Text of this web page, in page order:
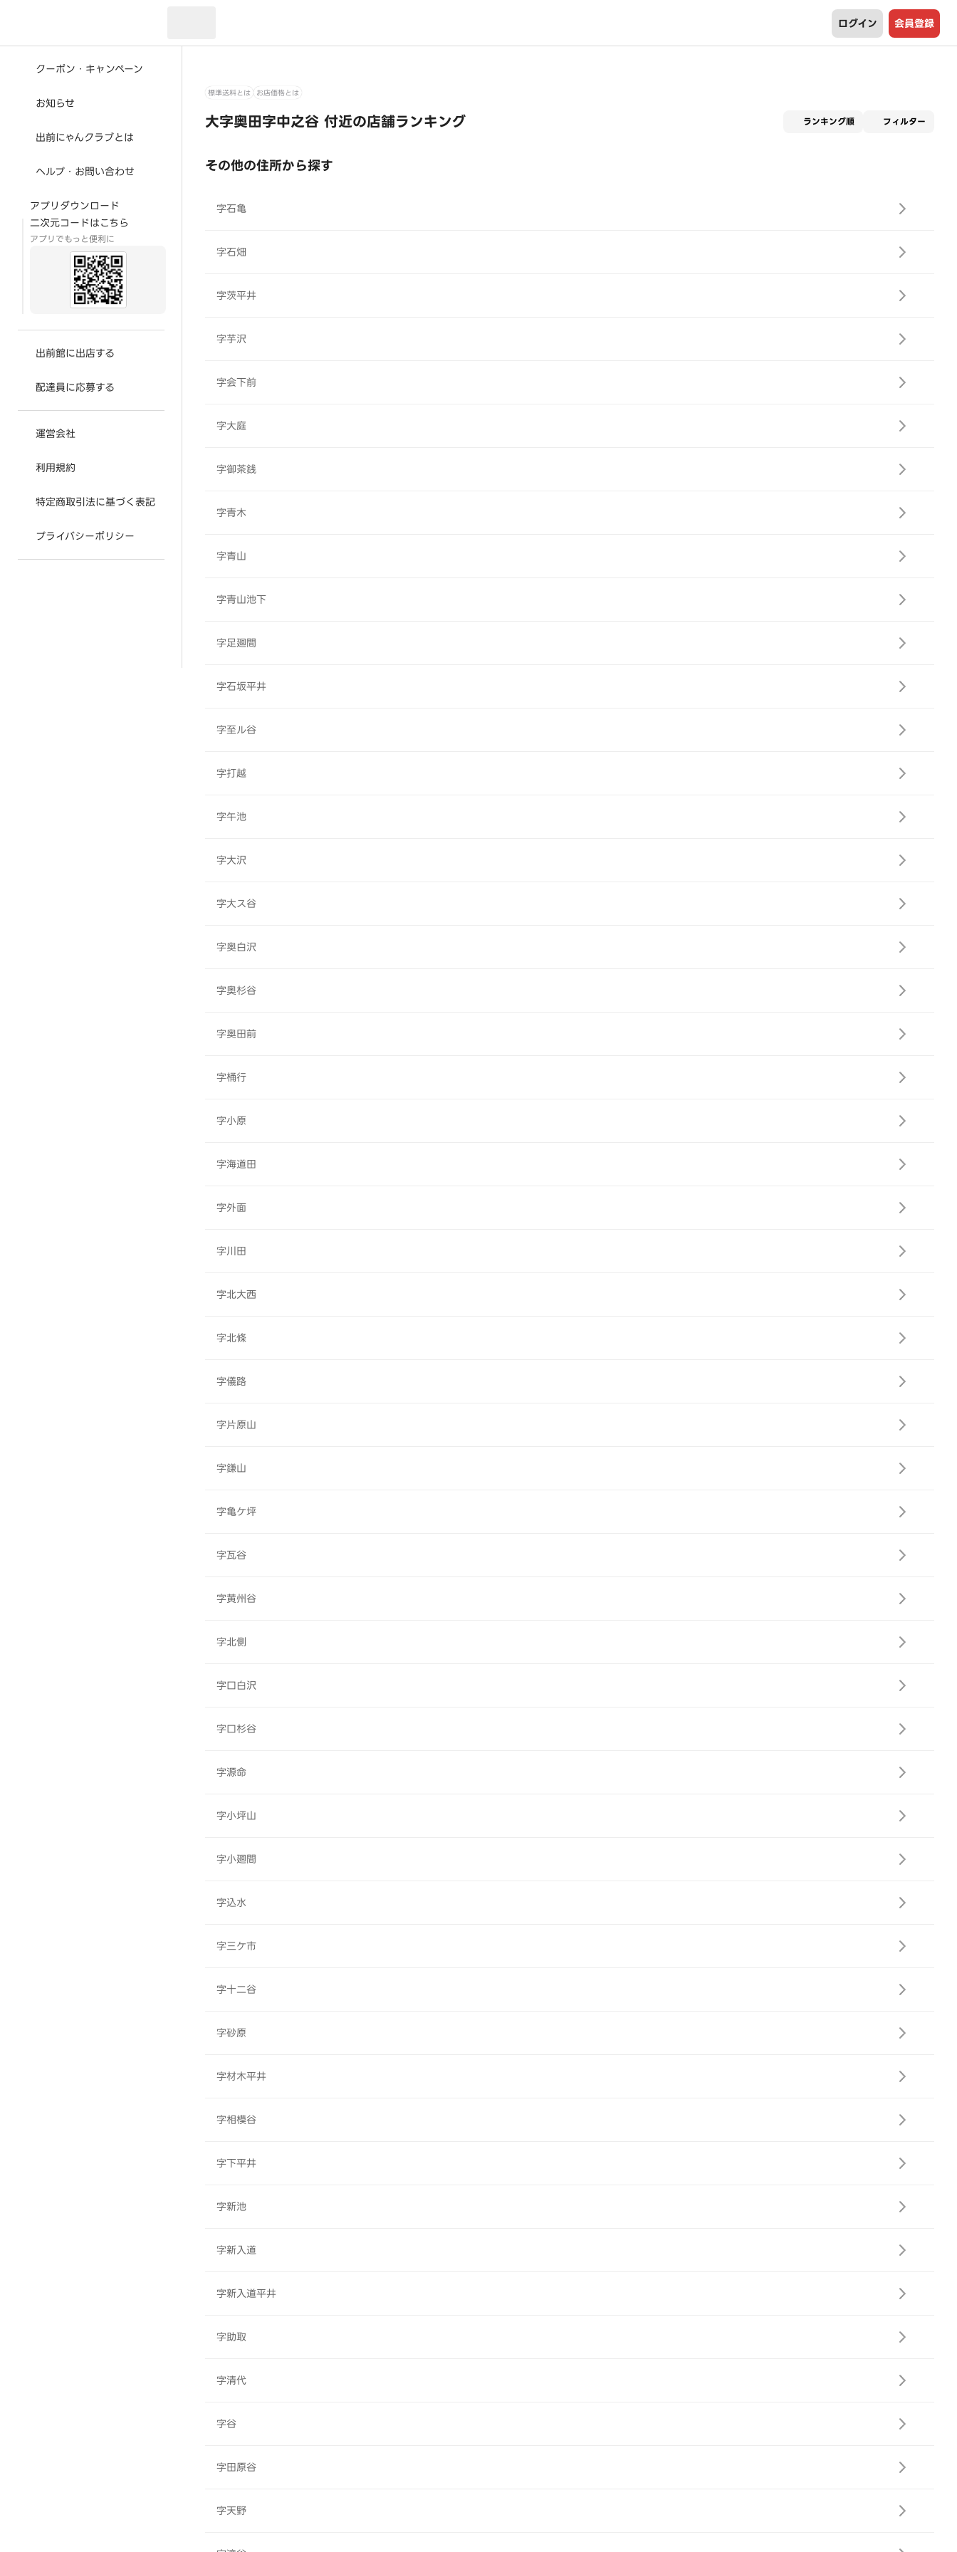
ログイン 会員登録
クーポン・キャンペーン
お知らせ
出前にゃんクラブとは
ヘルプ・お問い合わせ
アプリダウンロード
二次元コードはこちら
アプリでもっと便利に
出前館に出店する
配達員に応募する
運営会社
利用規約
特定商取引法に基づく表記
プライバシーポリシー
標準送料とは お店価格とは
大字奥田字中之谷 付近の店舗ランキング ランキング順 フィルター
その他の住所から探す
字石亀
字石畑
字茨平井
字芋沢
字会下前
字大庭
字御茶銭
字青木
字青山
字青山池下
字足廻間
字石坂平井
字至ル谷
字打越
字午池
字大沢
字大ス谷
字奥白沢
字奥杉谷
字奥田前
字桶行
字小原
字海道田
字外面
字川田
字北大西
字北條
字儀路
字片原山
字鎌山
字亀ケ坪
字瓦谷
字黄州谷
字北側
字口白沢
字口杉谷
字源命
字小坪山
字小廻間
字込水
字三ケ市
字十二谷
字砂原
字材木平井
字相模谷
字下平井
字新池
字新入道
字新入道平井
字助取
字清代
字谷
字田原谷
字天野